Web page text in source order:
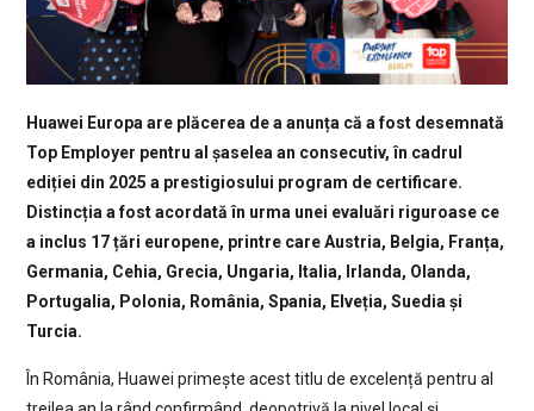
Huawei Europa are plăcerea de a anunța că a fost desemnată
Top Employer pentru al șaselea an consecutiv, în cadrul
ediției din 2025 a prestigiosului program de certificare.
Distincția a fost acordată în urma unei evaluări riguroase ce
a inclus 17 țări europene, printre care Austria, Belgia, Franța,
Germania, Cehia, Grecia, Ungaria, Italia, Irlanda, Olanda,
Portugalia, Polonia, România, Spania, Elveția, Suedia și
Turcia.
În România, Huawei primește acest titlu de excelență pentru al